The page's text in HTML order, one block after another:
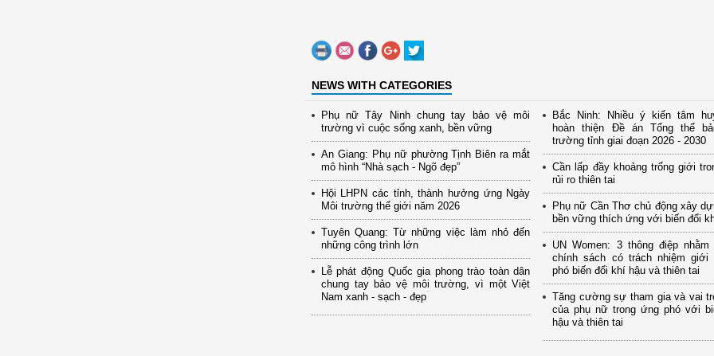
NEWS WITH CATEGORIES
Phụ nữ Tây Ninh chung tay bảo vệ môi
trường vì cuộc sống xanh, bền vững
An Giang: Phụ nữ phường Tịnh Biên ra mắt
mô hình “Nhà sạch - Ngõ đẹp”
Hội LHPN các tỉnh, thành hưởng ứng Ngày
Môi trường thế giới năm 2026
Tuyên Quang: Từ những việc làm nhỏ đến
những công trình lớn
Lễ phát động Quốc gia phong trào toàn dân
chung tay bảo vệ môi trường, vì một Việt
Nam xanh - sạch - đẹp
Bắc Ninh: Nhiều ý kiến tâm
hoàn thiện Đề án Tổng thể
trường tỉnh giai đoạn 2026 - 2030
Cần lấp đầy khoảng trống giới
rủi ro thiên tai
Phụ nữ Cần Thơ chủ động xây
bền vững thích ứng với biến đổi
UN Women: 3 thông điệp
chính sách có trách nhiệm giới
phó biến đổi khí hậu và thiên tai
Tăng cường sự tham gia và vai
của phụ nữ trong ứng phó với
hậu và thiên tai